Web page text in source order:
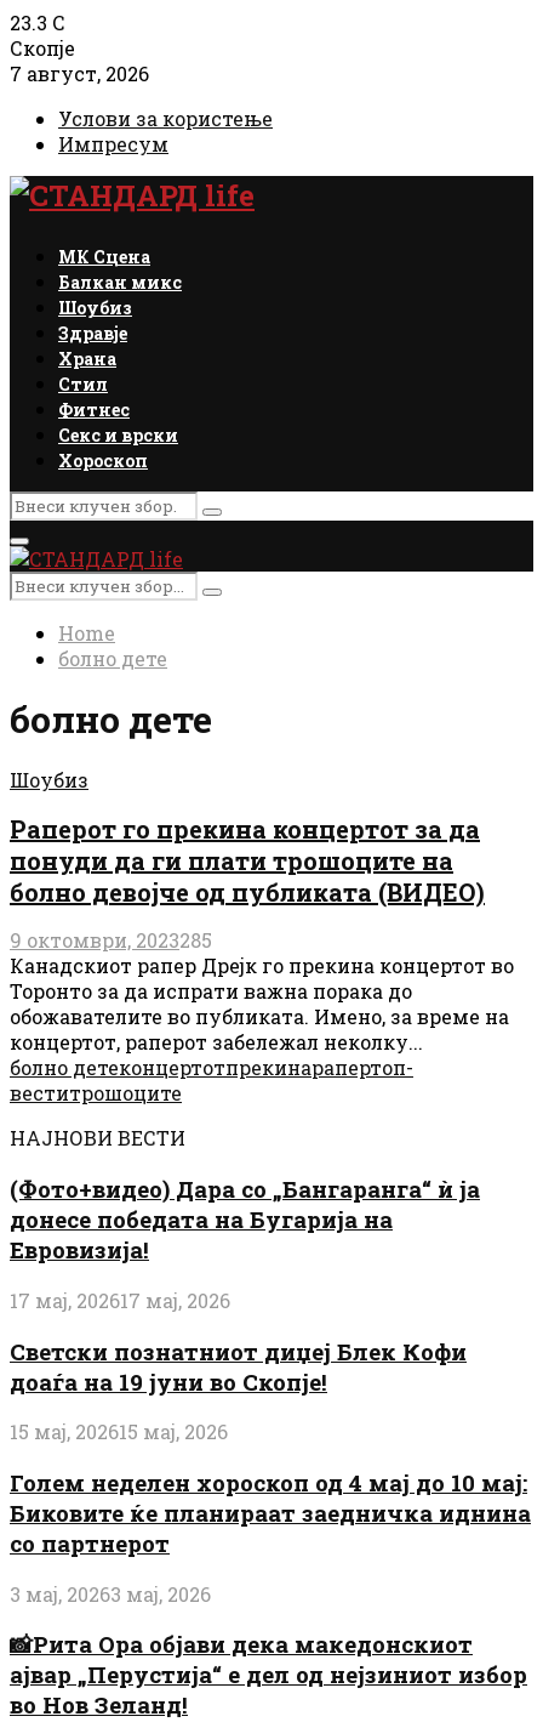
23.3 C
Скопје
7 август, 2026
Услови за користење
Импресум
Facebook
Instagram
Email
Rss
МК Сцена
Балкан микс
Шоубиз
Здравје
Храна
Стил
Фитнес
Секс и врски
Хороскоп
Search
for:
Search
Primary
Menu
Search
for:
Search
Home
болно дете
болно дете
Шоубиз
Раперот го прекина концертот за да
понуди да ги плати трошоците на
болно девојче од публиката (ВИДЕО)
9 октомври, 2023285
Канадскиот рапер Дрејк го прекина концертот во
Торонто за да испрати важна порака до
обожавателите во публиката. Имено, за време на
концертот, раперот забележал неколку...
болно детеконцертотпрекинарапертоп-
веститрошоците
НАЈНОВИ ВЕСТИ
(Фото+видео) Дара со „Бангаранга“ ѝ ја
донесе победата на Бугарија на
Евровизија!
17 мај, 202617 мај, 2026
Светски познатниот диџеј Блек Кофи
доаѓа на 19 јуни во Скопје!
15 мај, 202615 мај, 2026
Голем неделен хороскоп од 4 мај до 10 мај:
Биковите ќе планираат заедничка иднина
со партнерот
3 мај, 20263 мај, 2026
📸Рита Ора објави дека македонскиот
ајвар „Перустија“ е дел од нејзиниот избор
во Нов Зеланд!